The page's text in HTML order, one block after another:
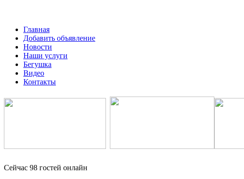
Главная
Добавить объявление
Новости
Наши услуги
Бегушка
Видео
Контакты
Сейчас 98 гостей онлайн